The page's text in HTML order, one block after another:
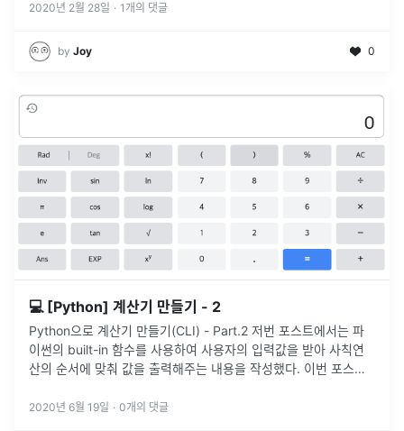
2020년 2월 28일 · 1 개의 댓글
by Joy 0
💻 [Python] 계산기 만들기 - 2
Python으로 계산기 만들기(CLI) - Part.2 저번 포스트에서는 파
이썬의 built-in 함수를 사용하여 사용자의 입력값을 받아 사칙연
산의 순서에 맞춰 값을 출력해주는 내용을 작성했다. 이번 포스트
들...
2020년 6월 19일 · 0개의 댓글